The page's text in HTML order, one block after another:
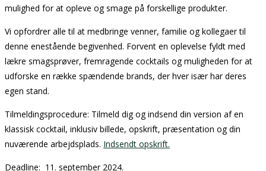
mulighed for at opleve og smage på forskellige produkter.
Vi opfordrer alle til at medbringe venner, familie og kollegaer til
denne enestående begivenhed. Forvent en oplevelse fyldt med
lækre smagsprøver, fremragende cocktails og muligheden for at
udforske en række spændende brands, der hver især har deres
egen stand.
Tilmeldingsprocedure: Tilmeld dig og indsend din version af en
klassisk cocktail, inklusiv billede, opskrift, præsentation og din
nuværende arbejdsplads. Indsendt opskrift.
Deadline: 11. september 2024.